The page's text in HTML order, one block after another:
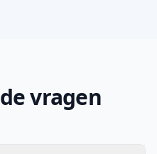
vragen